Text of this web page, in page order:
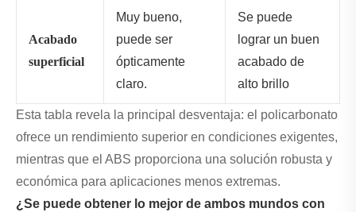
Acabado
superficial
Muy bueno,
puede ser
ópticamente
claro.
Se puede
lograr un buen
acabado de
alto brillo
Esta tabla revela la principal desventaja: el policarbonato
ofrece un rendimiento superior en condiciones exigentes,
mientras que el ABS proporciona una solución robusta y
económica para aplicaciones menos extremas.
¿Se puede obtener lo mejor de ambos mundos con